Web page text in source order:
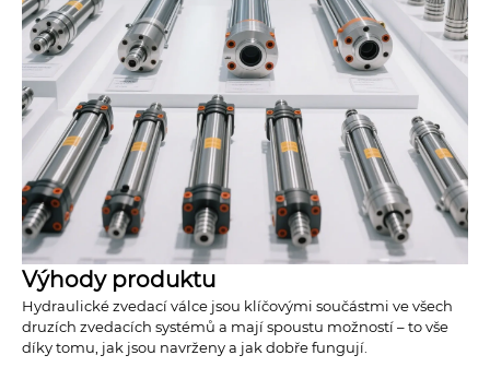
Výhody produktu
Hydraulické zvedací válce jsou klíčovými součástmi ve všech
druzích zvedacích systémů a mají spoustu možností – to vše
díky tomu, jak jsou navrženy a jak dobře fungují.